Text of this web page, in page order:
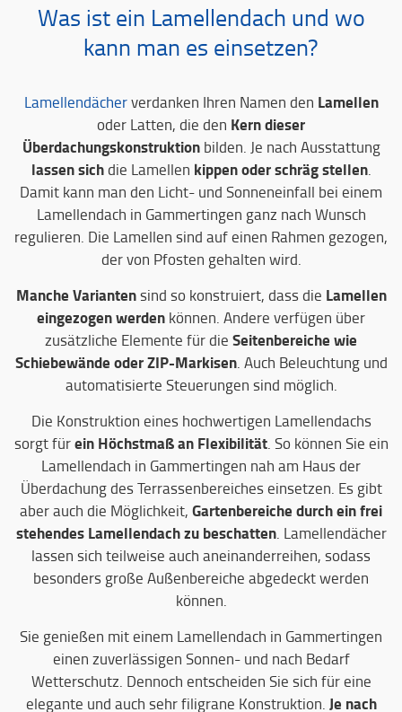
Was ist ein Lamellendach und wo
kann man es einsetzen?
Lamellendächerverdanken Ihren Namen den Lamellen
oder Latten, die den Kern dieser
Überdachungskonstruktionbilden. Je nach Ausstattung
lassen sichdie Lamellen kippen oder schräg stellen.
Damit kann man den Licht- und Sonneneinfall bei einem
Lamellendach in Gammertingen ganz nach Wunsch
regulieren. Die Lamellen sind auf einen Rahmen gezogen,
der von Pfosten gehalten wird.
Manche Variantensind so konstruiert, dass die Lamellen
eingezogen werden können. Andere verfügen über
zusätzliche Elemente für die Seitenbereiche wie
Schiebewände oder ZIP-Markisen. Auch Beleuchtung und
automatisierte Steuerungen sind möglich.
Die Konstruktion eines hochwertigen Lamellendachs
sorgt fürein Höchstmaß an Flexibilität. So können Sie ein
Lamellendach in Gammertingen nah am Haus der
Überdachung des Terrassenbereiches einsetzen. Es gibt
aber auch die Möglichkeit, Gartenbereiche durch ein frei
stehendes Lamellendach zu beschatten. Lamellendächer
lassen sich teilweise auch aneinanderreihen, sodass
besonders große Außenbereiche abgedeckt werden
können.
Sie genießen mit einem Lamellendach in Gammertingen
einen zuverlässigen Sonnen- und nach Bedarf
Wetterschutz. Dennoch entscheiden Sie sich für eine
elegante und auch sehr filigrane Konstruktion. Je nach